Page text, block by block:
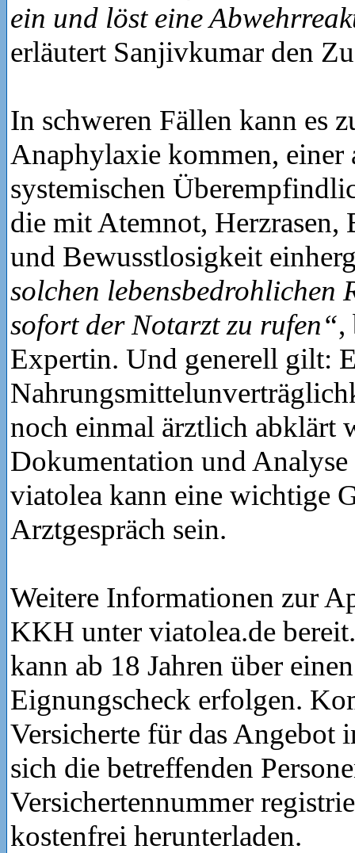
ein und löst eine
erläutert Sanjivkumar den
In schweren Fällen kann es
Anaphylaxie kommen, einer
systemischen
die mit Atemnot,
und Bewusstlosigkeit
solchen lebensbedrohlichen
sofort der Notarzt zu rufen“,
Expertin. Und generell gilt:
noch einmal ärztlich abklärt
Dokumentation und
viatolea kann eine wichtige
Arztgespräch sein.
Weitere Informationen zur
KKH unter viatolea.de
kann ab 18 Jahren über
Eignungscheck erfolgen.
Versicherte für das Angebot
sich die betreffenden
Versichertennummer
kostenfrei herunterladen.